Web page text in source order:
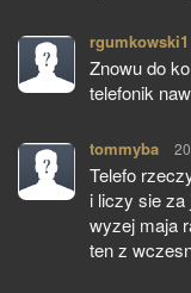
rgumkowski1
Znowu do
telefonik
tommyba
Telefo
i liczy sie za
wyzej maja
ten z